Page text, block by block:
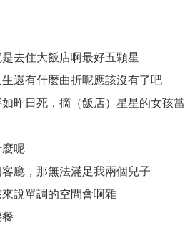
去住大飯店啊最好五顆星
還有什麼曲折呢應該沒有了吧
昨日死，摘（飯店）星星的女孩當
呢
廳，那無法滿足我兩個兒子
說單調的空間會啊雜